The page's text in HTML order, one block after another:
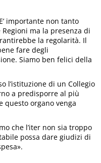
importante non tanto
ma la presenza di
la regolarità. Il
fare degli
Siamo ben felici della
l’istituzione di un Collegio
a predisporre al più
questo organo venga
che l’iter non sia troppo
possa dare giudizi di